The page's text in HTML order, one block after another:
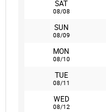
SAT
08/08
SUN
08/09
MON
08/10
TUE
08/11
WED
08/12